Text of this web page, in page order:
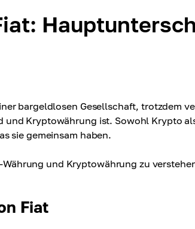
bargeldlosen Gesellschaft, trotzdem
und Kryptowährung ist. Sowohl Krypto
sie gemeinsam haben.
und Kryptowährung zu
Fiat